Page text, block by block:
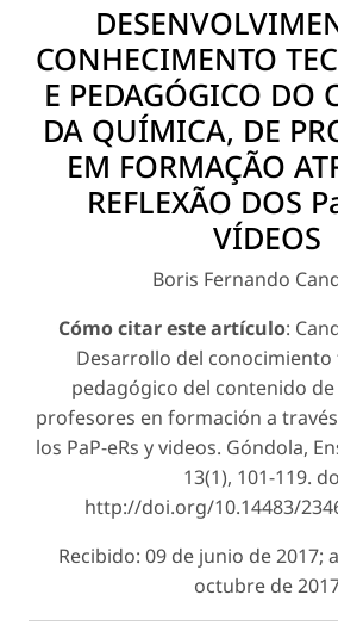
CONHECIMENTO
E PEDAGÓGICO DO
DA QUÍMICA, DE
EM FORMAÇÃO
REFLEXÃO DOS
VÍDEOS
Boris Fernando
Cómo citar este artículo:
Desarrollo del
pedagógico del contenido
profesores en formación a
los PaP-eRs y videos. Góndola,
13(1), 101-119.
http://doi.org/10.14483/
Recibido: 09 de junio de 2017;
octubre de